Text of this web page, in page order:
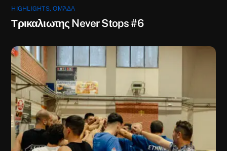
HIGHLIGHTS,ΟΜΆΔΑ
Τρικαλιωτης Never Stops #6